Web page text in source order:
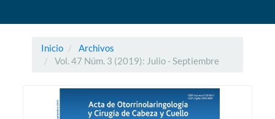
Inicio
Archivos
Vol. 47 Núm. 3 (2019): Julio - Septiembre